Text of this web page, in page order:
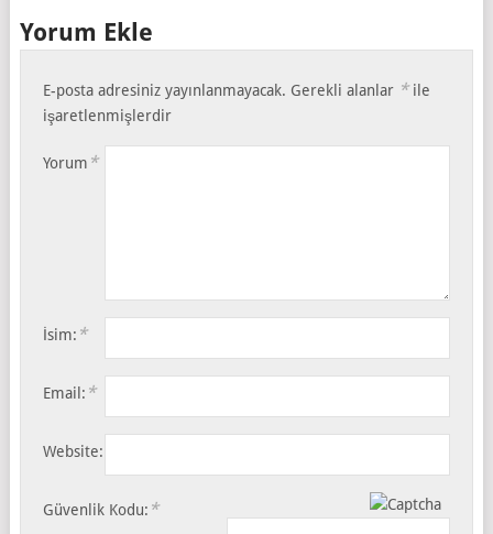
Yorum Ekle
E-posta adresiniz yayınlanmayacak. Gerekli alanlar *ile
işaretlenmişlerdir
Yorum *
İsim: *
Email: *
Website:
Güvenlik Kodu: *